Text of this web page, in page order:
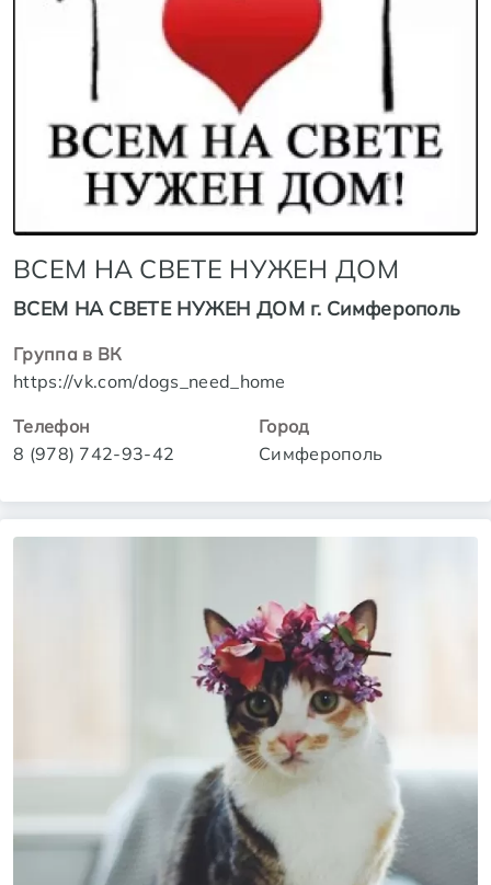
ВСЕМ НА СВЕТЕ НУЖЕН ДОМ
ВСЕМ НА СВЕТЕ НУЖЕН ДОМ г. Симферополь
Группа в ВК
https://vk.com/dogs_need_home
Телефон
8 (978) 742-93-42
Город
Симферополь